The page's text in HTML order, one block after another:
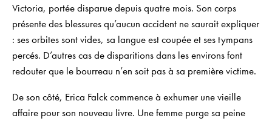
Victoria, portée disparue depuis quatre mois. Son corps
présente des blessures qu’aucun accident ne saurait expliquer
: ses orbites sont vides, sa langue est coupée et ses tympans
percés. D’autres cas de disparitions dans les environs font
redouter que le bourreau n’en soit pas à sa première victime.
De son côté, Erica Falck commence à exhumer une vieille
affaire pour son nouveau livre. Une femme purge sa peine